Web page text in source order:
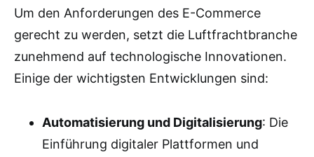
Um den Anforderungen des E-Commerce
gerecht zu werden, setzt die Luftfrachtbranche
zunehmend auf technologische Innovationen.
Einige der wichtigsten Entwicklungen sind:
Automatisierung und Digitalisierung: Die
Einführung digitaler Plattformen und